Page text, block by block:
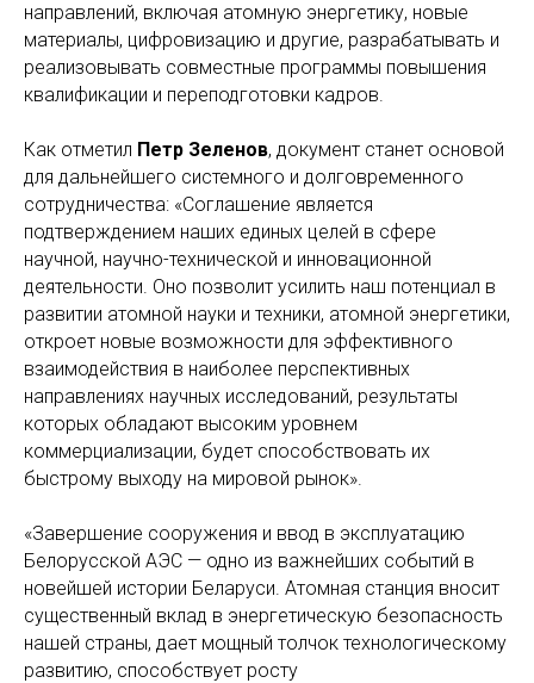
направлений, включая атомную энергетику, новые
материалы, цифровизацию и другие, разрабатывать и
реализовывать совместные программы повышения
квалификации и переподготовки кадров.
Как отметил Петр Зеленов, документ станет основой
для дальнейшего системного и долговременного
сотрудничества: «Соглашение является
подтверждением наших единых целей в сфере
научной, научно-технической и инновационной
деятельности. Оно позволит усилить наш потенциал в
развитии атомной науки и техники, атомной энергетики,
откроет новые возможности для эффективного
взаимодействия в наиболее перспективных
направлениях научных исследований, результаты
которых обладают высоким уровнем
коммерциализации, будет способствовать их
быстрому выходу на мировой рынок».
«Завершение сооружения и ввод в эксплуатацию
Белорусской АЭС — одно из важнейших событий в
новейшей истории Беларуси. Атомная станция вносит
существенный вклад в энергетическую безопасность
нашей страны, дает мощный толчок технологическому
развитию, способствует росту